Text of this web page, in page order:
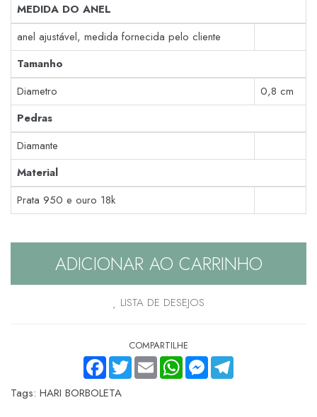
MEDIDA DO ANEL
anel ajustável, medida fornecida pelo cliente
Tamanho
Diametro
0,8 cm
Pedras
Diamante
Material
Prata 950 e ouro 18k
ADICIONAR AO CARRINHO
LISTA DE DESEJOS
COMPARTILHE
FACEBOOKTWITTEREMAIL WHATSAPPMESSENGER
TELEGRAM
Tags: HARI BORBOLETA